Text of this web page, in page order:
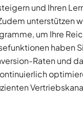
und Ihren
unterstützen
um Ihre
haben
Raten und